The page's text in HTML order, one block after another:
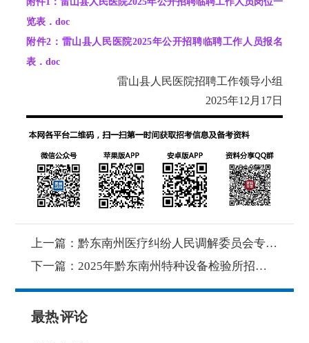
览表．doc
附件2：雷山县人民医院2025年公开招聘临聘工作人员报名
表．doc
雷山县人民医院招聘工作领导小组
2025年12月17日
上一篇： 黔东南州医疗纠纷人民调解委员会专职业务管理员的公告
下一篇： 2025年黔东南州特种设备检验所招聘简章
最热评论